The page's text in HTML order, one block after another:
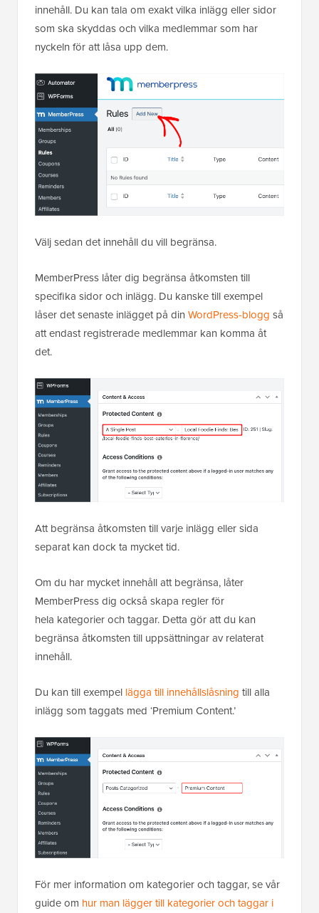
innehåll. Du kan tala om exakt vilka inlägg eller sidor
som ska skyddas och vilka medlemmar som har
nyckeln för att låsa upp dem.
Välj sedan det innehåll du vill begränsa.
MemberPress låter dig begränsa åtkomsten till
specifika sidor och inlägg. Du kanske till exempel
låser det senaste inlägget på din WordPress-blogg så
att endast registrerade medlemmar kan komma åt
det.
Att begränsa åtkomsten till varje inlägg eller sida
separat kan dock ta mycket tid.
Om du har mycket innehåll att begränsa, låter
MemberPress dig också skapa regler för
hela kategorier och taggar. Detta gör att du kan
begränsa åtkomsten till uppsättningar av relaterat
innehåll.
Du kan till exempel lägga till innehållslåsning till alla
inlägg som taggats med ‘Premium Content.’
För mer information om kategorier och taggar, se vår
guide om hur man lägger till kategorier och taggar i